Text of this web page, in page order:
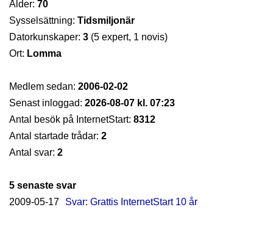
Ålder: 70
Sysselsättning: Tidsmiljonär
Datorkunskaper: 3 (5 expert, 1 novis)
Ort: Lomma
Medlem sedan: 2006-02-02
Senast inloggad: 2026-08-07 kl. 07:23
Antal besök på InternetStart: 8312
Antal startade trådar: 2
Antal svar: 2
5 senaste svar
2009-05-17
Svar: Grattis InternetStart 10 år